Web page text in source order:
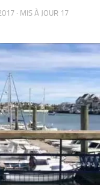
· MIS À JOUR 17